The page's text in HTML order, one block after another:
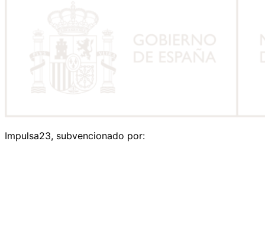
Impulsa23, subvencionado por: